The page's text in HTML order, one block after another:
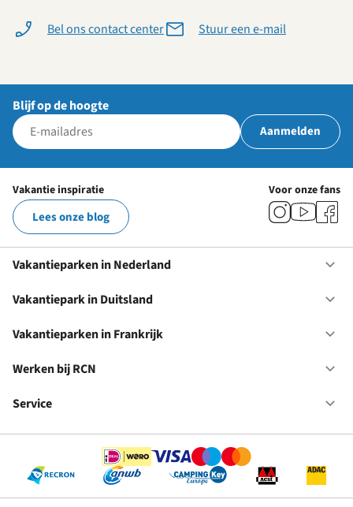
Bel ons contact center Stuur een e-mail
Blijf op de hoogte
Aanmelden
Vakantie inspiratie
Lees onze blog
Voor onze fans
Vakantieparken in Nederland
Vakantiepark in Duitsland
Vakantieparken in Frankrijk
Werken bij RCN
Service